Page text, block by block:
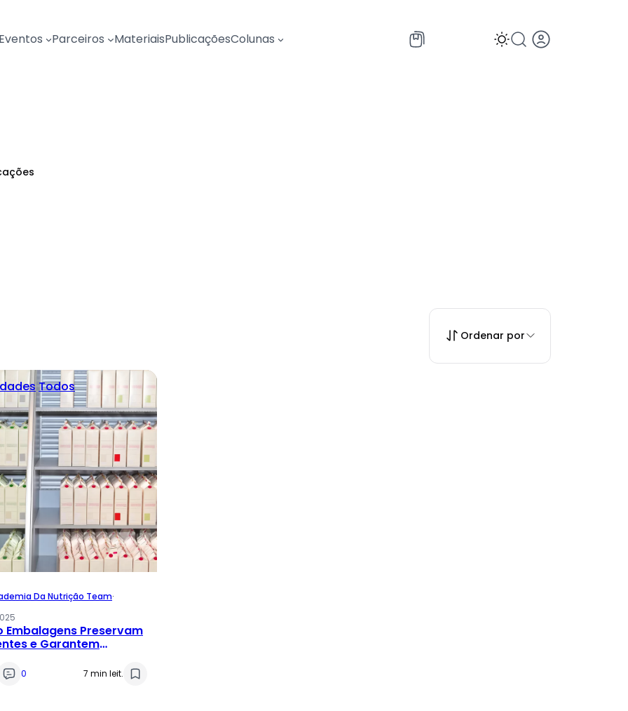
Eventos Parceiros MateriaisPublicaçõesColunas
Ordenar por
Todos
Da Nutrição Team·
Embalagens Preservam
e Garantem
0 7 min leit.